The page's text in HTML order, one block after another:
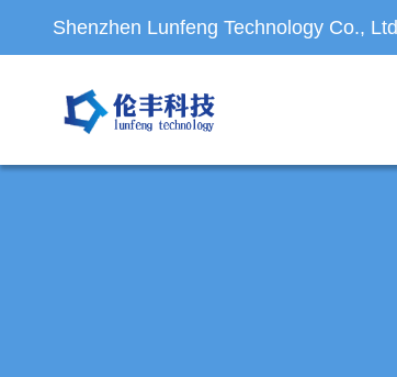
Shenzhen Lunfeng Technology Co., Ltd